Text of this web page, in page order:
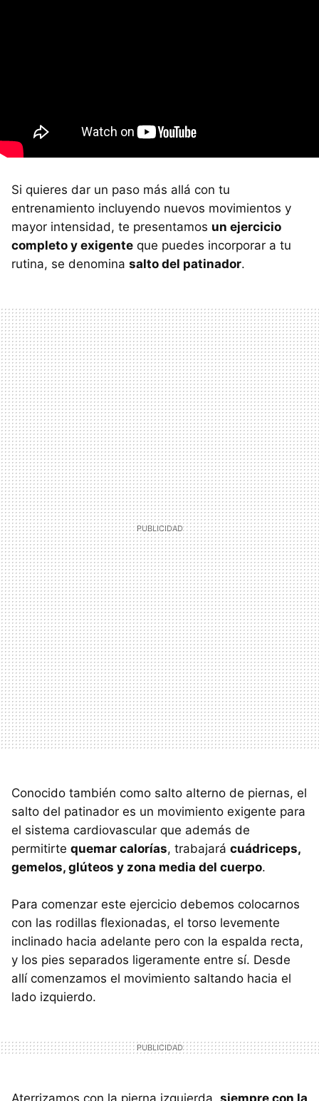
Si quieres dar un paso más allá con tu
entrenamiento incluyendo nuevos movimientos y
mayor intensidad, te presentamos un ejercicio
completo y exigente que puedes incorporar a tu
rutina, se denomina salto del patinador.
Conocido también como salto alterno de piernas, el
salto del patinador es un movimiento exigente para
el sistema cardiovascular que además de
permitirte quemar calorías, trabajará cuádriceps,
gemelos, glúteos y zona media del cuerpo.
Para comenzar este ejercicio debemos colocarnos
con las rodillas flexionadas, el torso levemente
inclinado hacia adelante pero con la espalda recta,
y los pies separados ligeramente entre sí. Desde
allí comenzamos el movimiento saltando hacia el
lado izquierdo.
Aterrizamos con la pierna izquierda, siempre con la